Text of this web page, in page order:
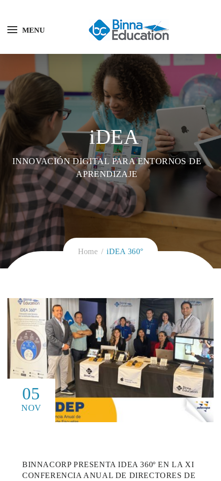
MENU
iDEA
INNOVACIÓN DIGITAL PARA ENTORNOS DE
APRENDIZAJE
Home iDEA 360°
05
NOV
BINNACORP PRESENTA IDEA 360º EN LA XI
CONFERENCIA ANUAL DE DIRECTORES DE